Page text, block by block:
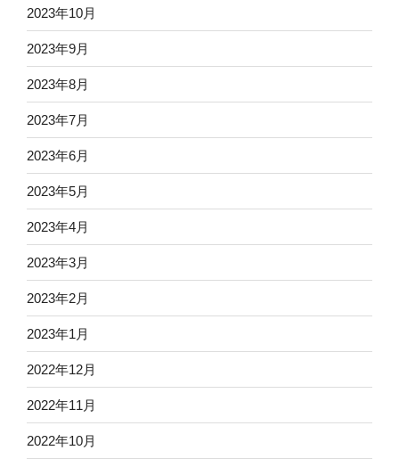
2023年10月
2023年9月
2023年8月
2023年7月
2023年6月
2023年5月
2023年4月
2023年3月
2023年2月
2023年1月
2022年12月
2022年11月
2022年10月